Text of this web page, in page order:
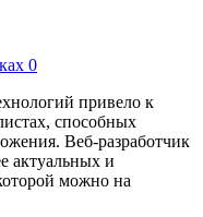
0
привело к
способных
Веб-разработчик
актуальных и
можно на